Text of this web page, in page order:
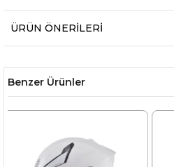
ÜRÜN ÖNERILERI
Benzer Ürünler